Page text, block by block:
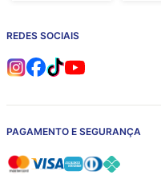
REDES SOCIAIS
PAGAMENTO E SEGURANÇA